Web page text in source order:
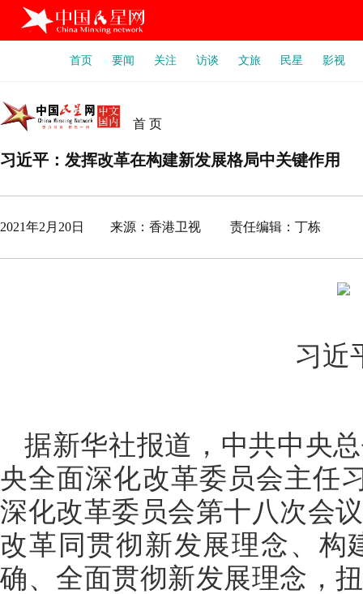
首页 要闻 关注 访谈 文旅 民星 影视
首 页
习近平：发挥改革在构建新发展格局中关键作用
2021年2月20日 来源：香港卫视 责任编辑：丁栋
习近
据新华社报道，中共中央
央全面深化改革委员会主任
深化改革委员会第十八次会
改革同贯彻新发展理念、构
确、全面贯彻新发展理念，